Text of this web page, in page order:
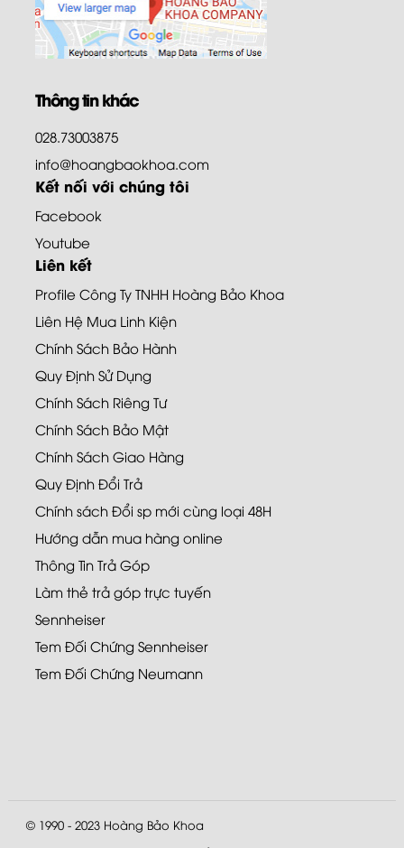
Thông tin khác
028.73003875
info@hoangbaokhoa.com
Kết nối với chúng tôi
Facebook
Youtube
Liên kết
Profile Công Ty TNHH Hoàng Bảo Khoa
Liên Hệ Mua Linh Kiện
Chính Sách Bảo Hành
Quy Định Sử Dụng
Chính Sách Riêng Tư
Chính Sách Bảo Mật
Chính Sách Giao Hàng
Quy Định Đổi Trả
Chính sách Đổi sp mới cùng loại 48H
Hướng dẫn mua hàng online
Thông Tin Trả Góp
Làm thẻ trả góp trực tuyến
Sennheiser
Tem Đối Chứng Sennheiser
Tem Đối Chứng Neumann
© 1990 - 2023 Hoàng Bảo Khoa